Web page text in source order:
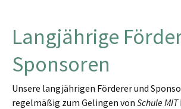
Langjährige
Sponsoren
Unsere langjährigen Förderer und
regelmäßig zum Gelingen von Schule